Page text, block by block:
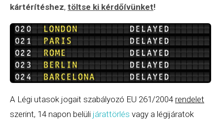
kártérítéshez, töltse ki kérdőívünket!
A Légi utasok jogait szabályozó EU 261/2004 rendelet
szerint, 14 napon belüli járattörlés vagy a légijáratok